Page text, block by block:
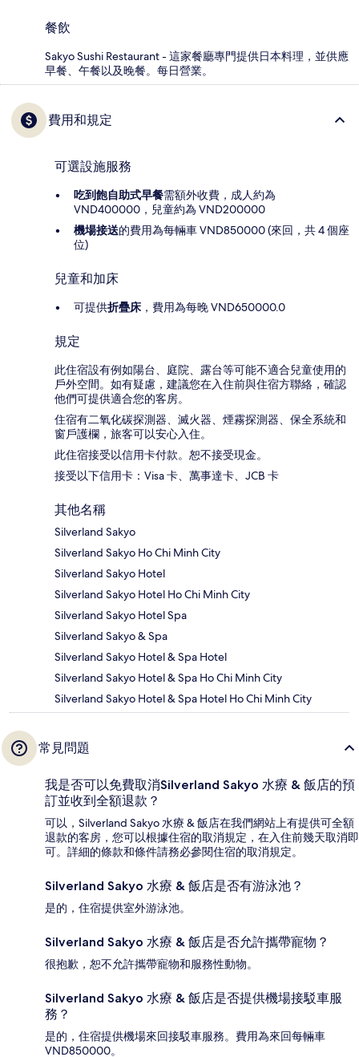
餐飲
Sakyo Sushi Restaurant - 這家餐廳專門提供日本料理，並供應
早餐、午餐以及晚餐。每日營業。
費用和規定
可選設施服務
吃到飽自助式早餐需額外收費，成人約為
VND400000，兒童約為 VND200000
機場接送的費用為每輛車 VND850000 (來回，共 4 個座
位)
兒童和加床
可提供折疊床 ，費用為每晚 VND650000.0
規定
此住宿設有例如陽台、庭院、露台等可能不適合兒童使用的
戶外空間。如有疑慮，建議您在入住前與住宿方聯絡，確認
他們可提供適合您的客房。
住宿有二氧化碳探測器、滅火器、煙霧探測器、保全系統和
窗戶護欄，旅客可以安心入住。
此住宿接受以信用卡付款。恕不接受現金。
接受以下信用卡：Visa 卡、萬事達卡、JCB 卡
其他名稱
Silverland Sakyo
Silverland Sakyo Ho Chi Minh City
Silverland Sakyo Hotel
Silverland Sakyo Hotel Ho Chi Minh City
Silverland Sakyo Hotel Spa
Silverland Sakyo & Spa
Silverland Sakyo Hotel & Spa Hotel
Silverland Sakyo Hotel & Spa Ho Chi Minh City
Silverland Sakyo Hotel & Spa Hotel Ho Chi Minh City
常見問題
我是否可以免費取消Silverland Sakyo 水療 & 飯店的預
訂並收到全額退款？
可以，Silverland Sakyo 水療 & 飯店在我們網站上有提供可全額
退款的客房，您可以根據住宿的取消規定，在入住前幾天取消即
可。詳細的條款和條件請務必參閱住宿的取消規定。
Silverland Sakyo 水療 & 飯店是否有游泳池？
是的，住宿提供室外游泳池。
Silverland Sakyo 水療 & 飯店是否允許攜帶寵物？
很抱歉，恕不允許攜帶寵物和服務性動物。
Silverland Sakyo 水療 & 飯店是否提供機場接駁車服
務？
是的，住宿提供機場來回接駁車服務。費用為來回每輛車
VND850000。